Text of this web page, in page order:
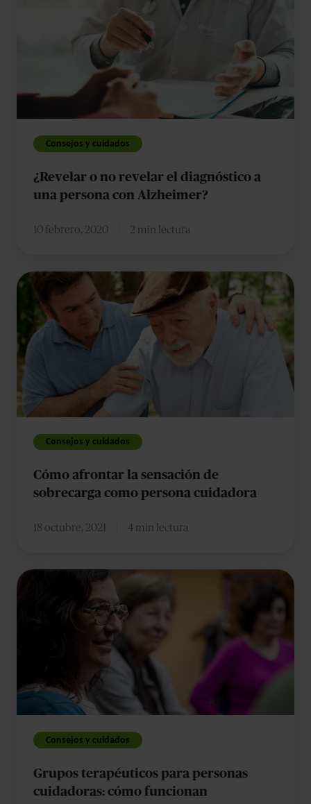
una
persona
Alzheimer?
Consejos y cuidados
¿Revelar o no revelar el diagnóstico a
una persona con Alzheimer?
10 febrero, 2020 2 min lectura
Cómo
afrontar
la
sensación
de
sobrecarga
como
persona
cuidadoraConsejos y cuidados
Cómo afrontar la sensación de
sobrecarga como persona cuidadora
18 octubre, 2021 4 min lectura
Grupos
funcionan
Consejos y cuidados
Grupos terapéuticos para personas
cuidadoras: cómo funcionan